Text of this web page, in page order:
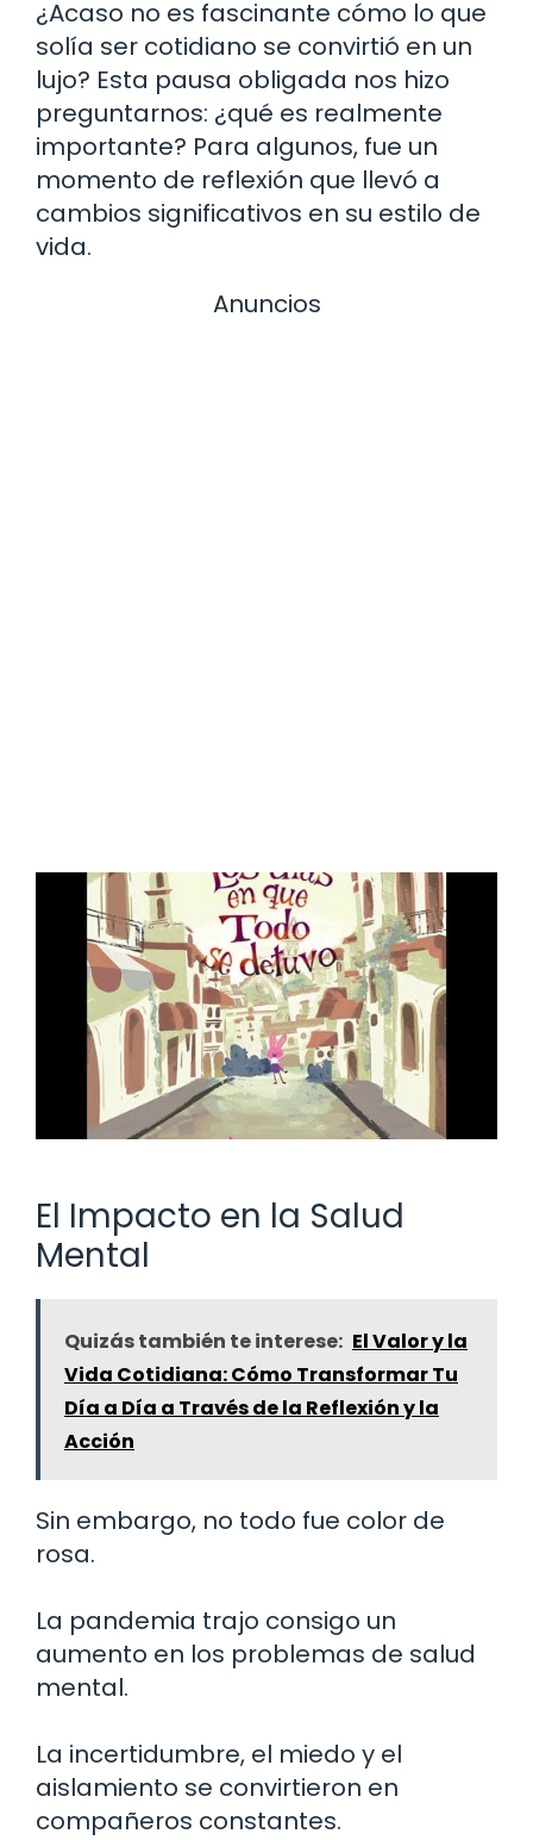
¿Acaso no es fascinante cómo lo que
solía ser cotidiano se convirtió en un
lujo? Esta pausa obligada nos hizo
preguntarnos: ¿qué es realmente
importante? Para algunos, fue un
momento de reflexión que llevó a
cambios significativos en su estilo de
vida.
Anuncios
El Impacto en la Salud
Mental
Quizás también te interese: El Valor y la
Vida Cotidiana: Cómo Transformar Tu
Día a Día a Través de la Reflexión y la
Acción
Sin embargo, no todo fue color de
rosa.
La pandemia trajo consigo un
aumento en los problemas de salud
mental.
La incertidumbre, el miedo y el
aislamiento se convirtieron en
compañeros constantes.